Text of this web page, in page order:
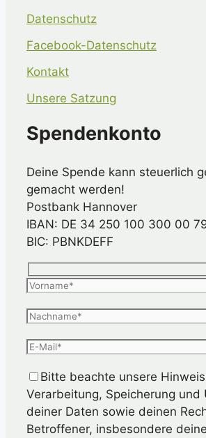
Datenschutz
Facebook-Datenschutz
Kontakt
Unsere Satzung
Spendenkonto
Deine Spende kann steuerlich
gemacht werden!
Postbank Hannover
IBAN: DE 34 250 100 300 00
BIC: PBNKDEFF
Bitte beachte unsere
Verarbeitung, Speicherung und
deiner Daten sowie deinen
Betroffener, insbesondere